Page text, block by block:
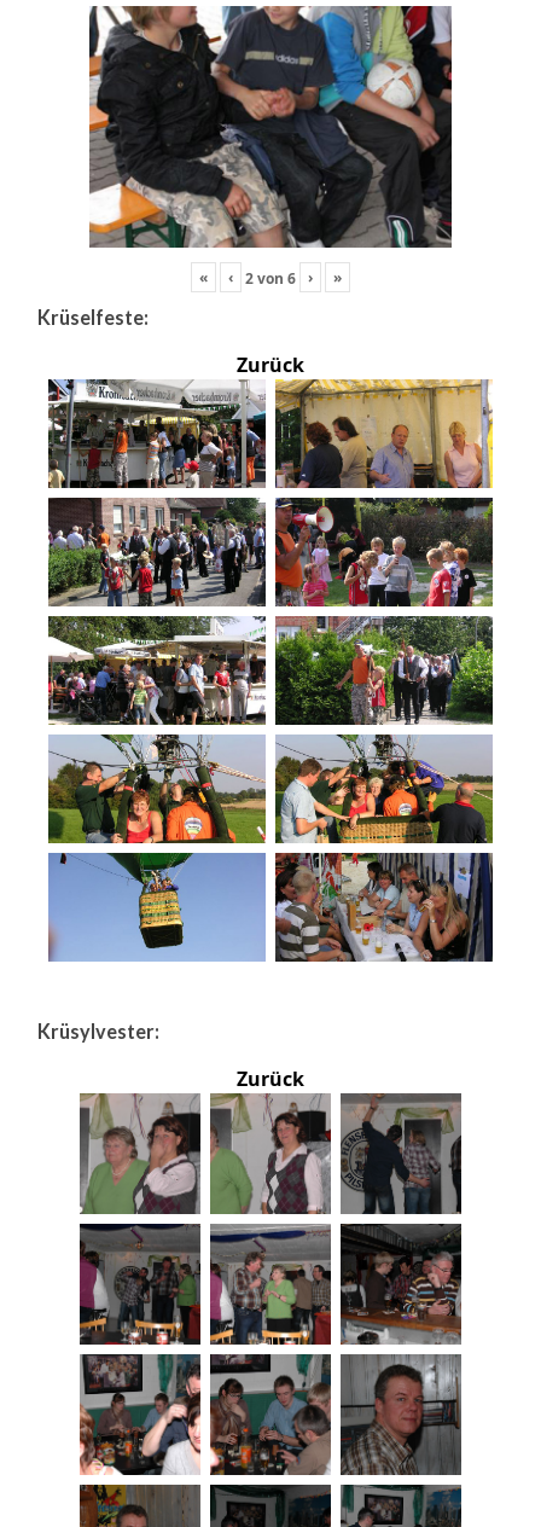
« ‹ 2von 6 › »
Krüselfeste:
Zurück
Krüsylvester:
Zurück